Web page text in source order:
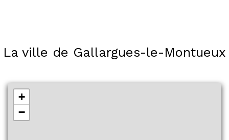
La ville de Gallargues-le-Montueux
+
−